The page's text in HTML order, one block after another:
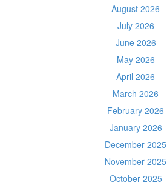
August 2026
July 2026
June 2026
May 2026
April 2026
March 2026
February 2026
January 2026
December 2025
November 2025
October 2025